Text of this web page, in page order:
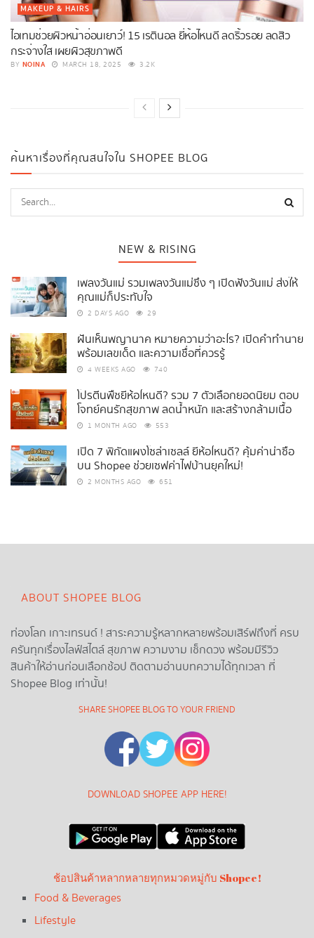
MAKEUP & HAIRS
ไอเทมช่วยผิวหน้าอ่อนเยาว์! 15 เรตินอล ยี่ห้อไหนดี ลดริ้วรอย ลดสิว
กระจ่างใส เผยผิวสุขภาพดี
BY NOINA MARCH 18, 2025 3.2K
ค้นหาเรื่องที่คุณสนใจใน SHOPEE BLOG
NEW & RISING
เพลงวันแม่ รวมเพลงวันแม่ซึ้ง ๆ เปิดฟังวันแม่ ส่งให้
คุณแม่ก็ประทับใจ
2 DAYS AGO 29
ฝันเห็นพญานาค หมายความว่าอะไร? เปิดคำทำนาย
พร้อมเลขเด็ด และความเชื่อที่ควรรู้
4 WEEKS AGO 740
โปรตีนพืชยี่ห้อไหนดี? รวม 7 ตัวเลือกยอดนิยม ตอบ
โจทย์คนรักสุขภาพ ลดน้ำหนัก และสร้างกล้ามเนื้อ
1 MONTH AGO 553
เปิด 7 พิกัดแผงโซล่าเซลล์ ยี่ห้อไหนดี? คุ้มค่าน่าซื้อ
บน Shopee ช่วยเซฟค่าไฟบ้านยุคใหม่!
2 MONTHS AGO 651
ABOUT SHOPEE BLOG
ท่องโลก เกาะเทรนด์ ! สาระความรู้หลากหลายพร้อมเสิร์ฟถึงที่ ครบ
ครันทุกเรื่องไลฟ์สไตล์ สุขภาพ ความงาม เช็กดวง พร้อมมีรีวิว
สินค้าให้อ่านก่อนเลือกช้อป ติดตามอ่านบทความได้ทุกเวลา ที่
Shopee Blog เท่านั้น!
SHARE SHOPEE BLOG TO YOUR FRIEND
DOWNLOAD SHOPEE APP HERE!
ช้อปสินค้าหลากหลายทุกหมวดหมู่กับ Shopee!
Food & Beverages
Lifestyle